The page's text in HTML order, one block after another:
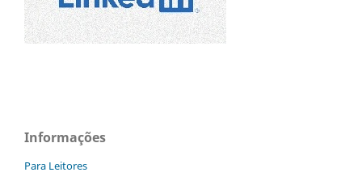
Informações
Para Leitores